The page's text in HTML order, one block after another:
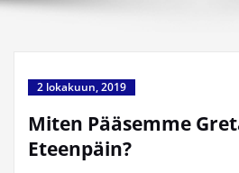
2 lokakuun, 2019
Miten Pääsemme
Eteenpäin?